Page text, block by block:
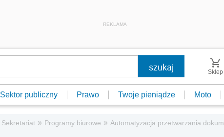
REKLAMA
Sklep
Sektor publiczny Prawo Twoje pieniądze Moto
Sekretariat » Programy biurowe » Automatyzacja przetwarzania